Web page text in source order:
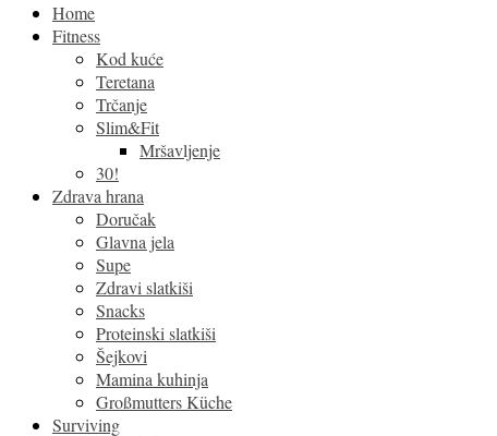
Home
Fitness
Kod kuće
Teretana
Trčanje
Slim&Fit
Mršavljenje
30!
Zdrava hrana
Doručak
Glavna jela
Supe
Zdravi slatkiši
Snacks
Proteinski slatkiši
Šejkovi
Mamina kuhinja
Großmutters Küche
Surviving